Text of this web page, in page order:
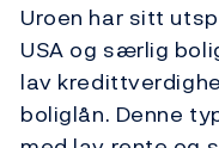
Uroen har sitt
USA og særlig
lav
boliglån. Denne